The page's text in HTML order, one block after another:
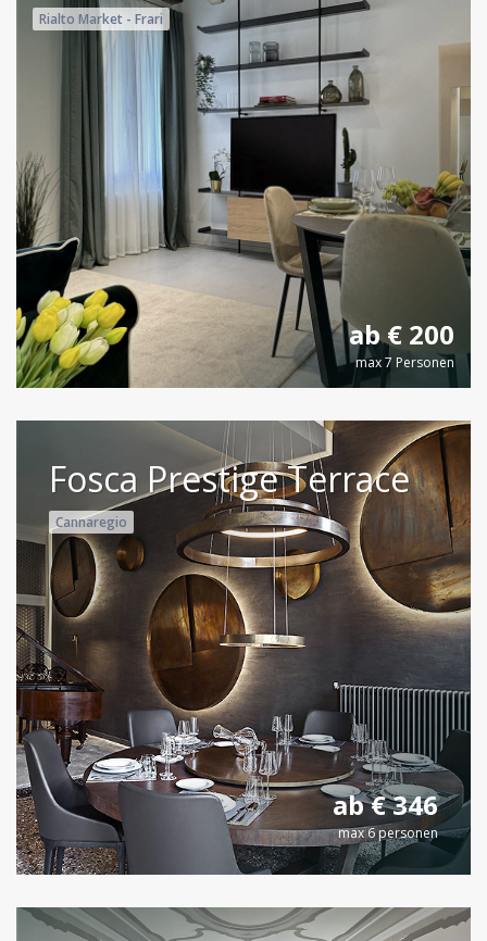
Rialto Market - Frari
ab € 200
max 7 Personen
Fosca Prestige Terrace
Cannaregio
ab € 346
max 6 personen